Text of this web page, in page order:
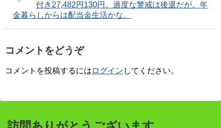
付き27,482円130円。過度な警戒は後退だが。年
金暮らしからは配当金生活かな。
コメントをどうぞ
コメントを投稿するには ログイン してください。